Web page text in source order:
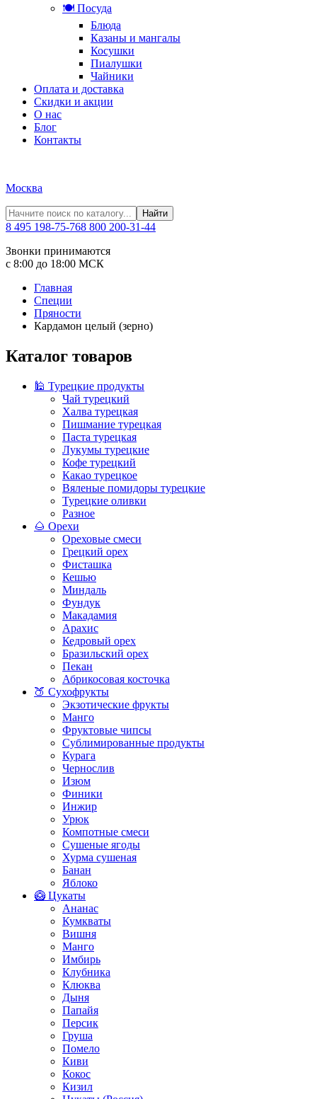
🍽️ Посуда
Блюда
Казаны и мангалы
Косушки
Пиалушки
Чайники
Оплата и доставка
Скидки и акции
О нас
Блог
Контакты
Москва
Найти
8 495 198-75-768 800 200-31-44
Звонки принимаются
с 8:00 до 18:00 МСК
Главная
Специи
Пряности
Кардамон целый (зерно)
Каталог товаров
🕌 Турецкие продукты
Чай турецкий
Халва турецкая
Пишмание турецкая
Паста турецкая
Лукумы турецкие
Кофе турецкий
Какао турецкое
Вяленые помидоры турецкие
Турецкие оливки
Разное
🌰 Орехи
Ореховые смеси
Грецкий орех
Фисташка
Кешью
Миндаль
Фундук
Макадамия
Арахис
Кедровый орех
Бразильский орех
Пекан
Абрикосовая косточка
🍑 Сухофрукты
Экзотические фрукты
Манго
Фруктовые чипсы
Сублимированные продукты
Курага
Чернослив
Изюм
Финики
Инжир
Урюк
Компотные смеси
Сушеные ягоды
Хурма сушеная
Банан
Яблоко
🥝 Цукаты
Ананас
Кумкваты
Вишня
Манго
Имбирь
Клубника
Клюква
Дыня
Папайя
Персик
Груша
Помело
Киви
Кокос
Кизил